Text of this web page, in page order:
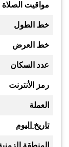
مواقيت الصلاة
خط الطول
خط العرض
عدد السكان
رمز الأنترنت
العملة
تاريخ اليوم